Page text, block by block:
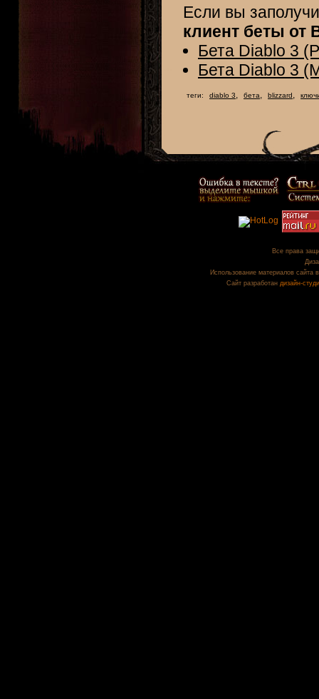
Если вы
клиент беты от
Бета Diablo 3
Бета Diablo 3
теги: diablo 3, бета, blizzard,
Все права
Использование материалов сайта
Сайт разработан дизайн-